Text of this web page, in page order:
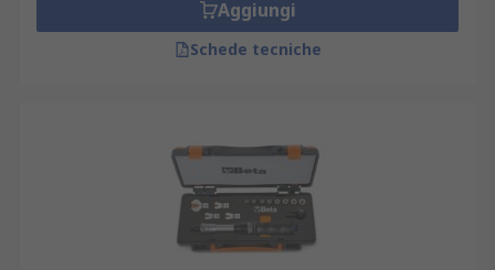
Aggiungi
Schede tecniche